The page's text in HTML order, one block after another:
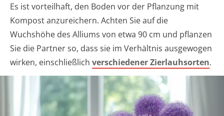
Es ist vorteilhaft, den Boden vor der Pflanzung mit
Kompost anzureichern. Achten Sie auf die
Wuchshöhe des Alliums von etwa 90 cm und pflanzen
Sie die Partner so, dass sie im Verhältnis ausgewogen
wirken, einschließlich verschiedener Zierlauhsorten.